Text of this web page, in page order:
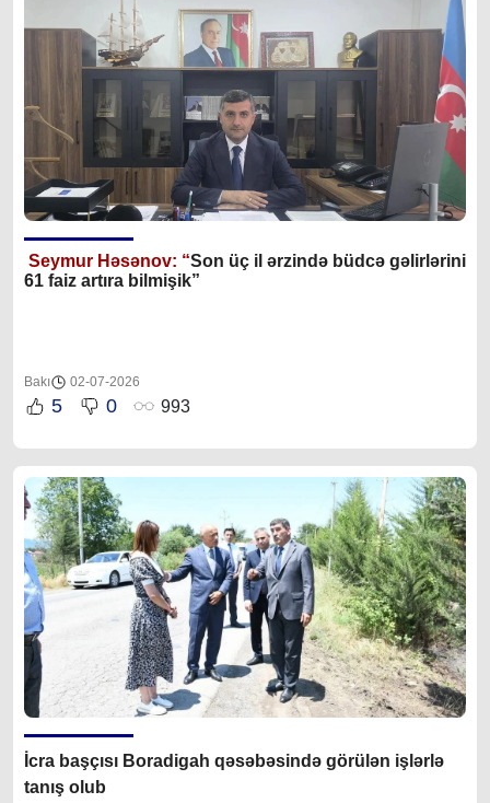
Seymur Həsənov: “Son üç il ərzində büdcə gəlirlərini
61 faiz artıra bilmişik”
Bakı 02-07-2026
5 0 993
İcra başçısı Boradigah qəsəbəsində görülən işlərlə
tanış olub